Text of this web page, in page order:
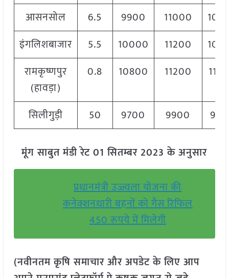
आसनसोल
6.5 9900 11000
इंगलिशबाजार
5.5 10000 11200
रामकृष्णपुर
(हावड़ा)
0.8 10800 11200
सिलीगुड़ी 50 9700 9900
मूंग साबुत मंडी रेट 01 सितम्बर 2023 के अनुसार
प्रधानमंत्री उज्ज्वला योजना की
कनेक्शनधारी बहनों को गैस रिफिल
450 रूपये में मिलेगी
(नवीनतम कृषि समाचार और अपडेट के लिए आप